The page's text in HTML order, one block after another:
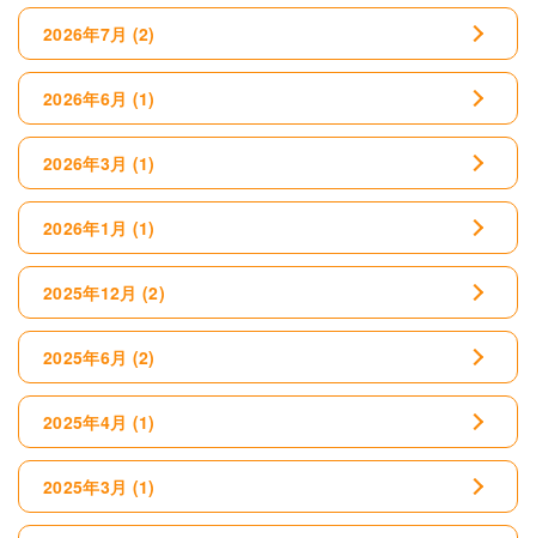
2026年7月 (2)
2026年6月 (1)
2026年3月 (1)
2026年1月 (1)
2025年12月 (2)
2025年6月 (2)
2025年4月 (1)
2025年3月 (1)